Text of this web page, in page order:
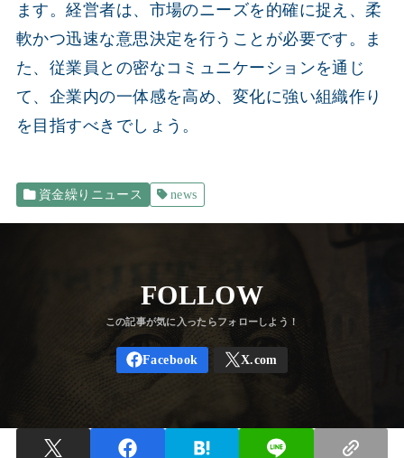
ます。経営者は、市場のニーズを的確に捉え、柔
軟かつ迅速な意思決定を行うことが必要です。ま
た、従業員との密なコミュニケーションを通じ
て、企業内の一体感を高め、変化に強い組織作り
を目指すべきでしょう。
資金繰りニュース news
FOLLOW